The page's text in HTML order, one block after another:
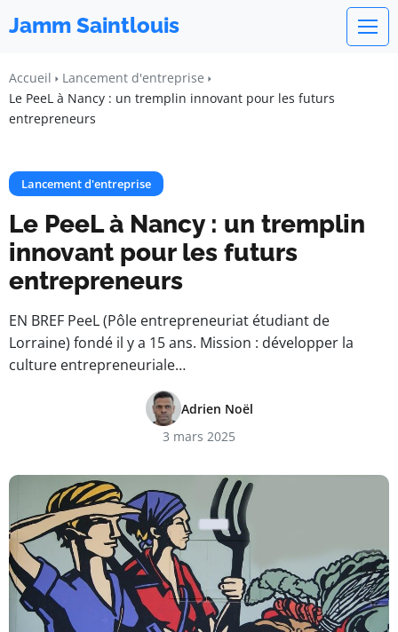
Jamm Saintlouis
Accueil
Lancement d'entreprise
Le PeeL à Nancy : un tremplin innovant pour les futurs
entrepreneurs
Lancement d'entreprise
Le PeeL à Nancy : un tremplin
innovant pour les futurs
entrepreneurs
EN BREF PeeL (Pôle entrepreneuriat étudiant de
Lorraine) fondé il y a 15 ans. Mission : développer la
culture entrepreneuriale…
Adrien Noël
3 mars 2025